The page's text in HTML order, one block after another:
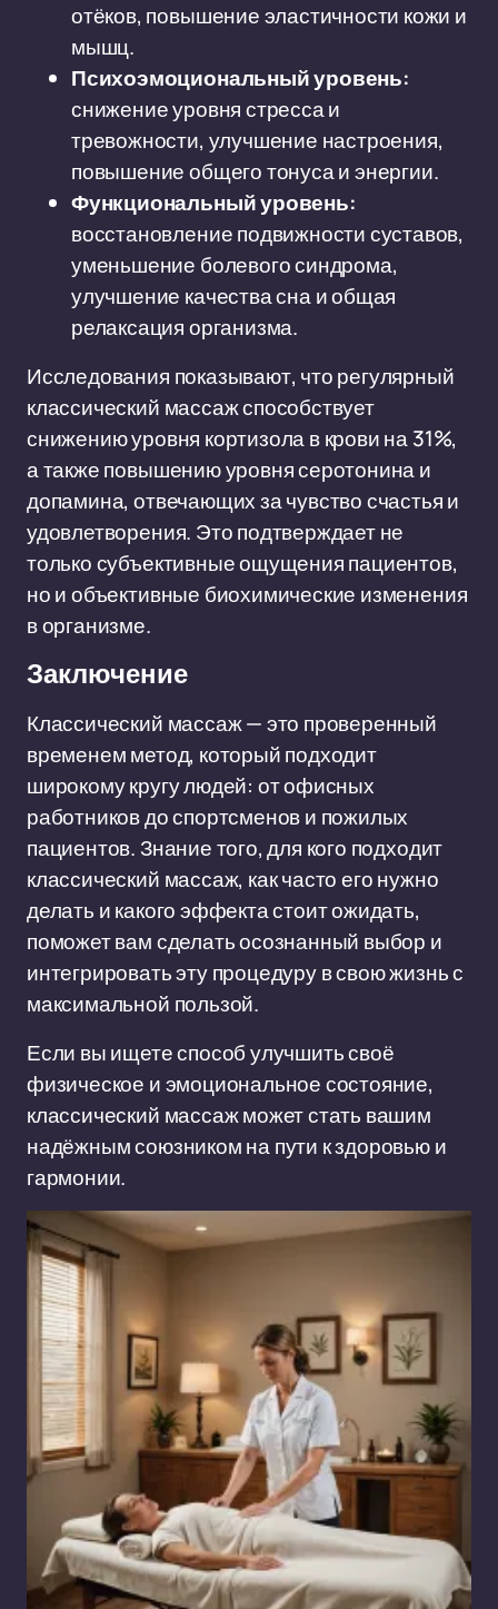
отёков, повышение эластичности кожи и
мышц.
Психоэмоциональный уровень:
снижение уровня стресса и
тревожности, улучшение настроения,
повышение общего тонуса и энергии.
Функциональный уровень:
восстановление подвижности суставов,
уменьшение болевого синдрома,
улучшение качества сна и общая
релаксация организма.
Исследования показывают, что регулярный
классический массаж способствует
снижению уровня кортизола в крови на 31%,
а также повышению уровня серотонина и
допамина, отвечающих за чувство счастья и
удовлетворения. Это подтверждает не
только субъективные ощущения пациентов,
но и объективные биохимические изменения
в организме.
Заключение
Классический массаж — это проверенный
временем метод, который подходит
широкому кругу людей: от офисных
работников до спортсменов и пожилых
пациентов. Знание того, для кого подходит
классический массаж, как часто его нужно
делать и какого эффекта стоит ожидать,
поможет вам сделать осознанный выбор и
интегрировать эту процедуру в свою жизнь с
максимальной пользой.
Если вы ищете способ улучшить своё
физическое и эмоциональное состояние,
классический массаж может стать вашим
надёжным союзником на пути к здоровью и
гармонии.